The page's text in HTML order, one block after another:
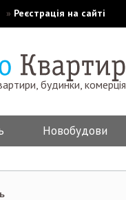
» Реєстрація на сайті
будинки, комерція
Новобудови